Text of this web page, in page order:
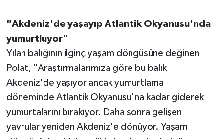
"Akdeniz'de yaşayıp Atlantik Okyanusu'nda
yumurtluyor"
Yılan balığının ilginç yaşam döngüsüne değinen
Polat, "Araştırmalarımıza göre bu balık
Akdeniz'de yaşıyor ancak yumurtlama
döneminde Atlantik Okyanusu'na kadar giderek
yumurtalarını bırakıyor. Daha sonra gelişen
yavrular yeniden Akdeniz'e dönüyor. Yaşam